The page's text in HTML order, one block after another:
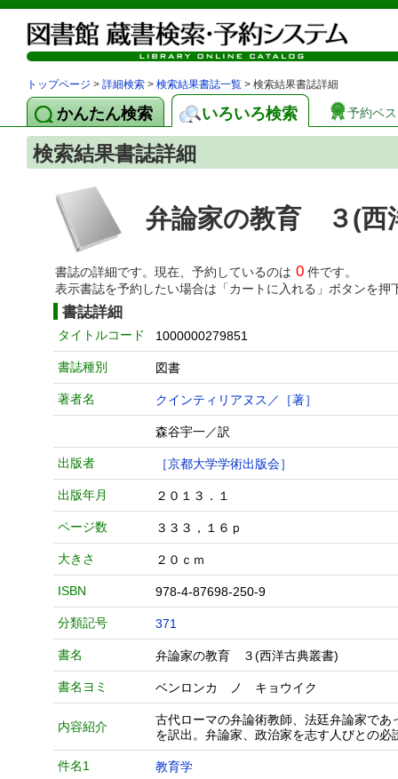
トップページ > 詳細検索 > 検索結果書誌一覧 > 検索結果書誌詳細
かんたん検索 いろいろ検索 予約ベ
検索結果書誌詳細
弁論家の教育 ３(西
書誌の詳細です。現在、予約しているのは 0 件です。
表示書誌を予約したい場合は「カートに入れる」ボタンを押
書誌詳細
タイトルコード 1000000279851
書誌種別 図書
著者名 クインティリアヌス／［著］
森谷宇一／訳
出版者 ［京都大学学術出版会］
出版年月 ２０１３．１
ページ数 ３３３，１６ｐ
大きさ ２０ｃｍ
ISBN 978-4-87698-250-9
分類記号 371
書名 弁論家の教育 ３(西洋古典叢書)
書名ヨミ ベンロンカ ノ キョウイク
内容紹介
古代ローマの弁論術教師、法廷弁論家で
を訳出。弁論家、政治家を志す人びとの
件名1 教育学